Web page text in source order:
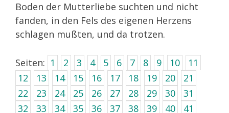
Boden der Mutterliebe suchten und nicht
fanden, in den Fels des eigenen Herzens
schlagen mußten, und da trotzen.
Seiten: 1 2 3 4 5 6 7 8 9 10
11
12
13 14 15 16 17 18 19 20
21
22
23 24 25 26 27 28 29 30
31
32
33 34 35 36 37 38 39 40
41